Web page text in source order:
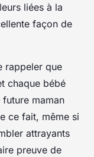
liées à la
façon de
rappeler que
chaque bébé
maman
ce fait, même si
attrayants
preuve de